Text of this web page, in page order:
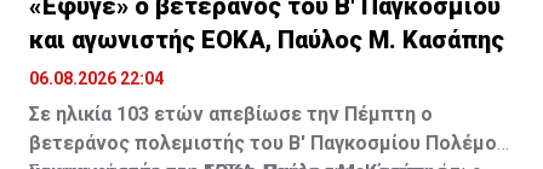
«Έφυγε» ο βετεράνος του Β' Παγκοσμίου
και αγωνιστής ΕΟΚΑ, Παύλος Μ. Κασάπης
06.08.2026 22:04
Σε ηλικία 103 ετών απεβίωσε την Πέμπτη ο
βετεράνος πολεμιστής του Β' Παγκοσμίου Πολέμου